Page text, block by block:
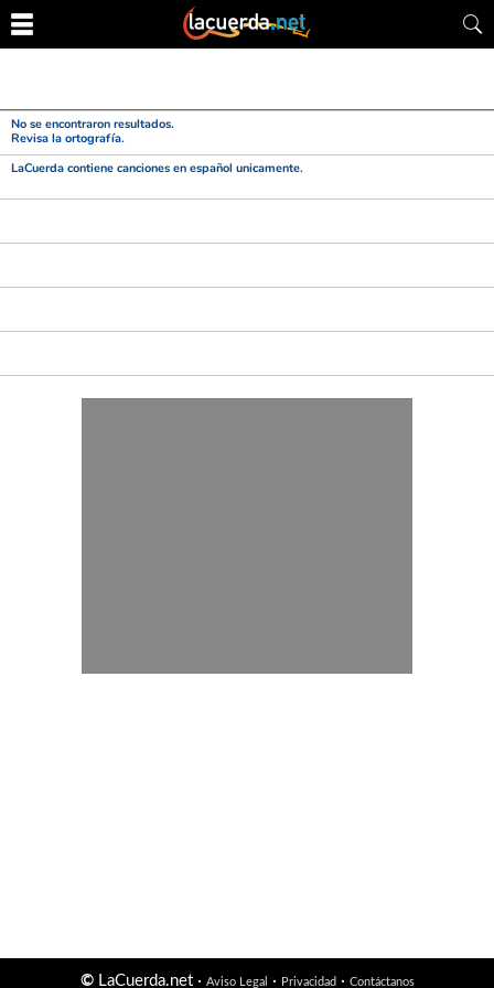
No se encontraron resultados.
Revisa la ortografía.
LaCuerda contiene canciones en español unicamente.
©LaCuerda.net · Aviso Legal · Privacidad· Contáctanos